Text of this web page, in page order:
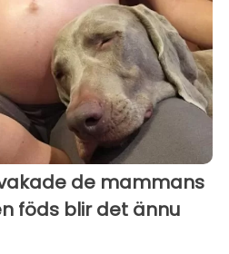
de mammans
föds blir det ännu